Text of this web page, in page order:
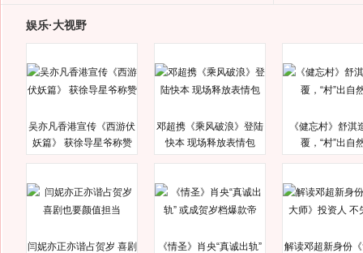
娱乐·大视野
吴亦凡香港宣传《西游伏
妖篇》 获徐导星爷称赞
邓超携《乘风破浪》登陆
快本 现场释放表情包
《健忘村》舒淇
覆，“村”出自
闫妮亦正亦谐占贺岁 喜剧
《情圣》肖央“真诚出轨”
解读邓超新身份